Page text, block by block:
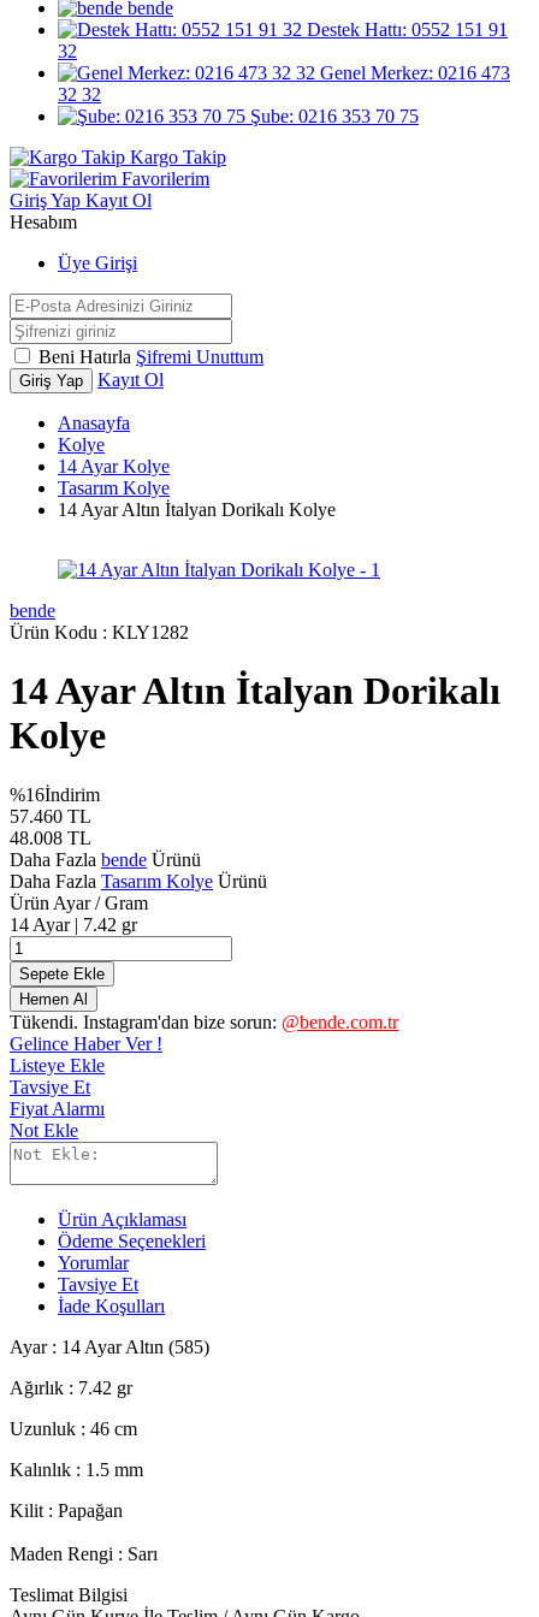
bende
Destek Hattı: 0552 151 91
32
Genel Merkez: 0216 473
32 32
Şube: 0216 353 70 75
Kargo Takip
Favorilerim
Giriş Yap Kayıt Ol
Hesabım
Üye Girişi
Beni Hatırla Şifremi Unuttum
Giriş Yap Kayıt Ol
Anasayfa
Kolye
14 Ayar Kolye
Tasarım Kolye
14 Ayar Altın İtalyan Dorikalı Kolye
bende
Ürün Kodu : KLY1282
14 Ayar Altın İtalyan Dorikalı
Kolye
%16İndirim
57.460 TL
48.008 TL
Daha Fazla bende Ürünü
Daha Fazla Tasarım Kolye Ürünü
Ürün Ayar / Gram
14 Ayar | 7.42 gr
Sepete Ekle
Hemen Al
Tükendi. Instagram'dan bize sorun: @bende.com.tr
Gelince Haber Ver !
Listeye Ekle
Tavsiye Et
Fiyat Alarmı
Not Ekle
Ürün Açıklaması
Ödeme Seçenekleri
Yorumlar
Tavsiye Et
İade Koşulları
Ayar : 14 Ayar Altın (585)
Ağırlık : 7.42 gr
Uzunluk : 46 cm
Kalınlık : 1.5 mm
Kilit : Papağan
Maden Rengi : Sarı
Teslimat Bilgisi